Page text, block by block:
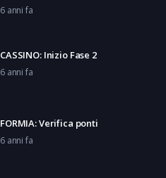
6 anni fa
CASSINO: Inizio Fase 2
6 anni fa
FORMIA: Verifica ponti
6 anni fa